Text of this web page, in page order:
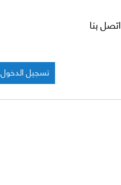
اتصل بنا
تسجيل الدخول